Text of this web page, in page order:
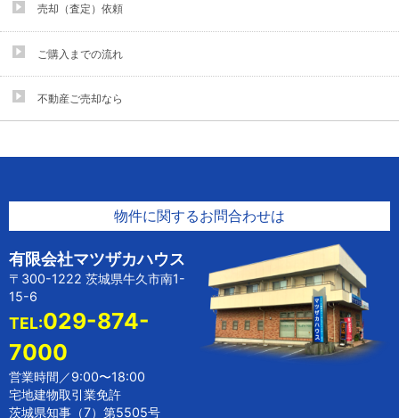
売却（査定）依頼
ご購入までの流れ
不動産ご売却なら
物件に関するお問合わせは
有限会社マツザカハウス
〒300-1222 茨城県牛久市南1-
15-6
TEL:029-874-
7000
営業時間／9:00〜18:00
宅地建物取引業免許
茨城県知事（7）第5505号